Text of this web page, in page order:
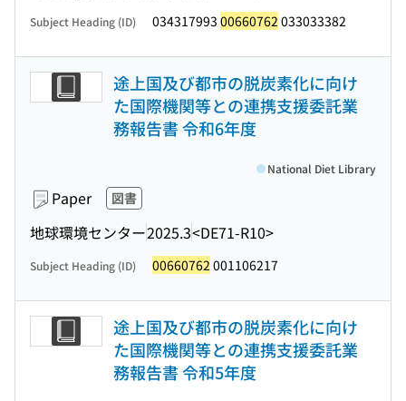
Subject Heading (ID) 034317993 00660762 033033382
途上国及び都市の脱炭素化に向け
た国際機関等との連携支援委託業
務報告書 令和6年度
Paper 図書
地球環境センター2025.3<DE71-R10>
National Diet Library
Subject Heading (ID) 00660762 001106217
途上国及び都市の脱炭素化に向け
た国際機関等との連携支援委託業
務報告書 令和5年度